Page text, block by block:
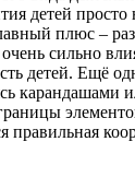
детей
плюс –
сильно
детей. Ещё
карандашами
правильная